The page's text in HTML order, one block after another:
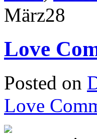
März28
Love
Posted on
Love